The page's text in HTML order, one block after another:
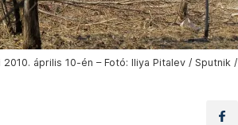
április 10-én – Fotó: Iliya Pitalev / Sputnik /